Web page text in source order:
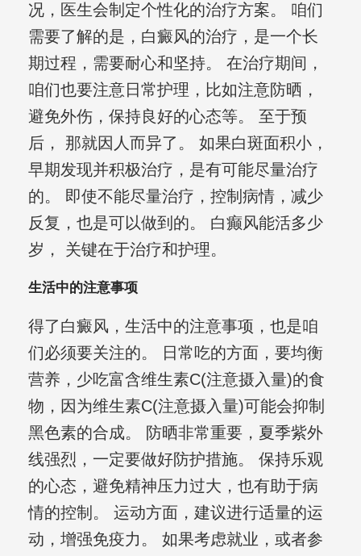
况，医生会制定个性化的治疗方案。 咱们
需要了解的是，白癜风的治疗，是一个长
期过程，需要耐心和坚持。 在治疗期间，
咱们也要注意日常护理，比如注意防晒，
避免外伤，保持良好的心态等。 至于预
后， 那就因人而异了。 如果白斑面积小，
早期发现并积极治疗，是有可能尽量治疗
的。 即使不能尽量治疗，控制病情，减少
反复，也是可以做到的。 白癫风能活多少
岁， 关键在于治疗和护理。
生活中的注意事项
得了白癜风，生活中的注意事项，也是咱
们必须要关注的。 日常吃的方面，要均衡
营养，少吃富含维生素C(注意摄入量)的食
物，因为维生素C(注意摄入量)可能会抑制
黑色素的合成。 防晒非常重要，夏季紫外
线强烈，一定要做好防护措施。 保持乐观
的心态，避免精神压力过大，也有助于病
情的控制。 运动方面，建议进行适量的运
动，增强免疫力。 如果考虑就业，或者参